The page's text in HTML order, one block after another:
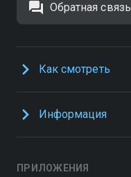
Обратная связь
Как смотреть
Информация
ПРИЛОЖЕНИЯ